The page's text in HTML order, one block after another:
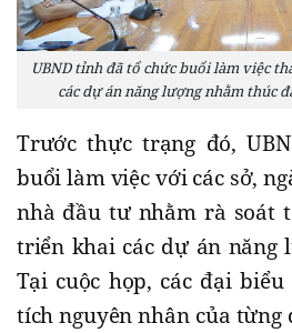
UBND tỉnh đã tổ chức buổi làm việc
các dự án năng lượng nhằm thúc
Trước thực trạng đó,
buổi làm việc với các sở,
nhà đầu tư nhằm rà soát
triển khai các dự án năng
Tại cuộc họp, các đại
tích nguyên nhân của